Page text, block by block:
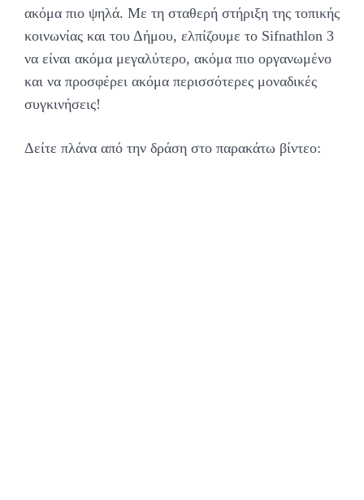
ακόμα πιο ψηλά. Με τη σταθερή στήριξη της τοπικής
κοινωνίας και του Δήμου, ελπίζουμε το Sifnathlon 3
να είναι ακόμα μεγαλύτερο, ακόμα πιο οργανωμένο
και να προσφέρει ακόμα περισσότερες μοναδικές
συγκινήσεις!
Δείτε πλάνα από την δράση στο παρακάτω βίντεο: